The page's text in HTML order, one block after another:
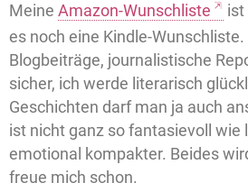
Meine Amazon-Wunschliste
ist
es noch eine Kindle-
Blogbeiträge, journalistische
sicher, ich werde literarisch
Geschichten darf man ja auch
ist nicht ganz so fantasievoll wie
emotional kompakter. Beides
freue mich schon.